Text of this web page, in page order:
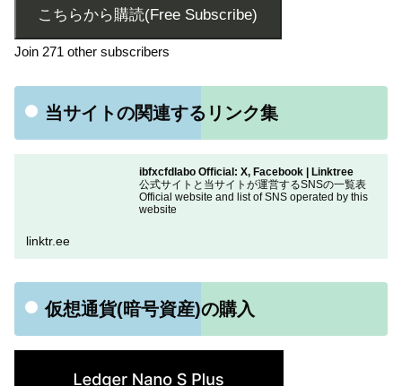
こちらから購読(Free Subscribe)
Join 271 other subscribers
当サイトの関連するリンク集
ibfxcfdlabo Official: X, Facebook | Linktree
公式サイトと当サイトが運営するSNSの一覧表
Official website and list of SNS operated by this
website
linktr.ee
仮想通貨(暗号資産)の購入